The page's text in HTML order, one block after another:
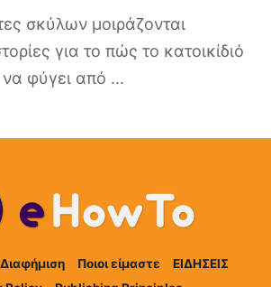
σκύλων μοιράζονται
για το πώς το κατοικίδιό
φύγει από ...
Ποιοι είμαστε
ΕΙΔΗΣΕΙΣ